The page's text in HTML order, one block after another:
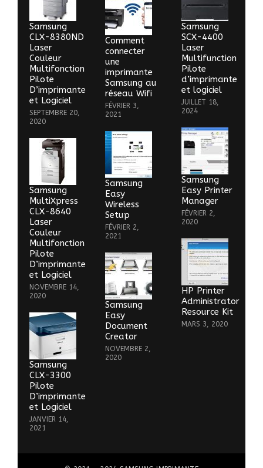
Samsung
CLX-8380ND
Laser
Couleur
Multifonction
Pilote
D’imprimante
et Logiciel
SEPTEMBRE 20,
2020
Samsung
MultiXpress
CLX-8640
Laser
Couleur
Multifonction
Pilote
D’imprimante
et Logiciel
NOVEMBRE 14,
2020
Samsung
CLX-3300
Pilote
D’imprimante
et Logiciel
JANVIER 14,
2021
Comment
connecter
une
imprimante
Samsung au
réseau Wifi
FÉVRIER 3,
2021
Samsung
Easy
Wireless
Setup
FÉVRIER 2,
2021
Samsung
Easy
Document
Creator
NOVEMBRE 2,
2020
Samsung
SCX-4400
Laser
Multifunction
Pilote
d’imprimante
et logiciel
JUILLET 18,
2024
Samsung
Easy Printer
Manager
FÉVRIER 2,
2020
HP Printer
Administrator
Resource Kit
MARS 3, 2020